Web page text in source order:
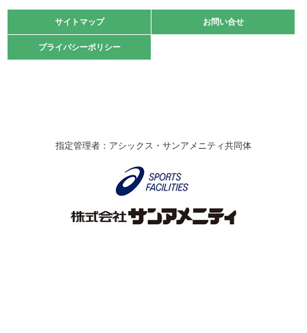
緑ケ丘体育館
2021.10.23
卓球選手権大会ラージボールの部開催☆
伊丹市総合体育大会 バレーボール大会が開催されました
なわとびイベントを開催しました！
サイトマップ お問い合せ
プライバシーポリシー
サイトマップ お問い合せ
プライバシーポリシー
指定管理者：アシックス・サンアメニティ共同体